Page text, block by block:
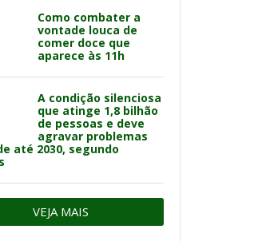
Como combater a
vontade louca de
comer doce que
aparece às 11h
A condição silenciosa
que atinge 1,8 bilhão
de pessoas e deve
agravar problemas
até 2030, segundo
VEJA MAIS